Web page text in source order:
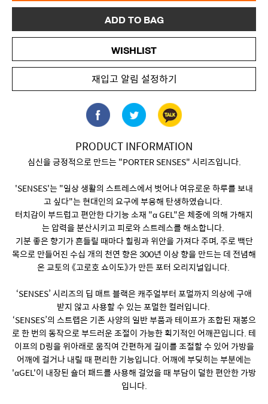
ADD TO BAG
WISHLIST
재입고 알림 설정하기
PRODUCT INFORMATION
심신을 긍정적으로 만드는 "PORTER SENSES" 시리즈입니다.
'SENSES'는 "일상 생활의 스트레스에서 벗어나 여유로운 하루를 보내
고 싶다"는 현대인의 요구에 부응해 탄생하였습니다.
터치감이 부드럽고 편안한 다기능 소재 "α GEL"은 체중에 의해 가해지
는 압력을 분산시키고 피로와 스트레스를 해소합니다.
기분 좋은 향기가 흔들릴 때마다 힐링과 위안을 가져다 주며, 주로 백단
목으로 만들어진 수십 개의 천연 향은 300년 이상 향을 만드는 데 전념해
온 교토의 《고로호 쇼이도》가 만든 포터 오리지널입니다.
‘SENSES’ 시리즈의 딥 매트 블랙은 캐주얼부터 포멀까지 의상에 구애
받지 않고 사용할 수 있는 포멀한 컬러입니다.
‘SENSES’의 스트랩은 기존 사양의 일반 부품과 테이프가 조합된 재봉으
로 한 번의 동작으로 부드러운 조절이 가능한 획기적인 어깨끈입니다. 테
이프의 D링을 위아래로 움직여 간편하게 길이를 조절할 수 있어 가방을
어깨에 걸거나 내릴 때 편리한 기능입니다. 어깨에 부딪히는 부분에는
'αGEL'이 내장된 숄더 패드를 사용해 걸었을 때 부담이 덜한 편안한 가방
입니다.